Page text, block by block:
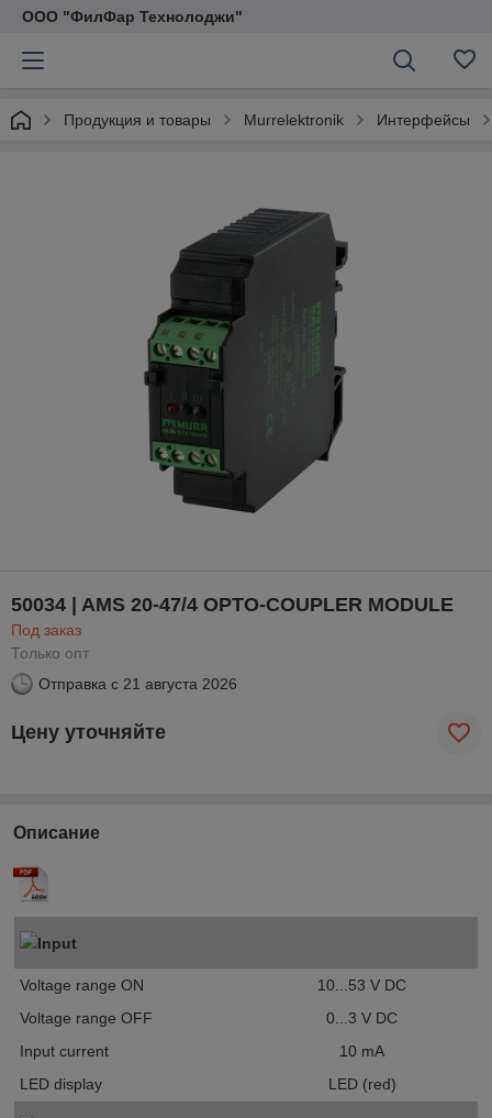
ООО "ФилФар Технолоджи"
Продукция и товары Murrelektronik Интерфейсы
50034 | AMS 20-47/4 OPTO-COUPLER MODULE
Под заказ
Только опт
Отправка с 21 августа 2026
Цену уточняйте
Описание
Input
Voltage range ON
10...53 V DC
Voltage range OFF
0...3 V DC
Input current
10 mA
LED display
LED (red)